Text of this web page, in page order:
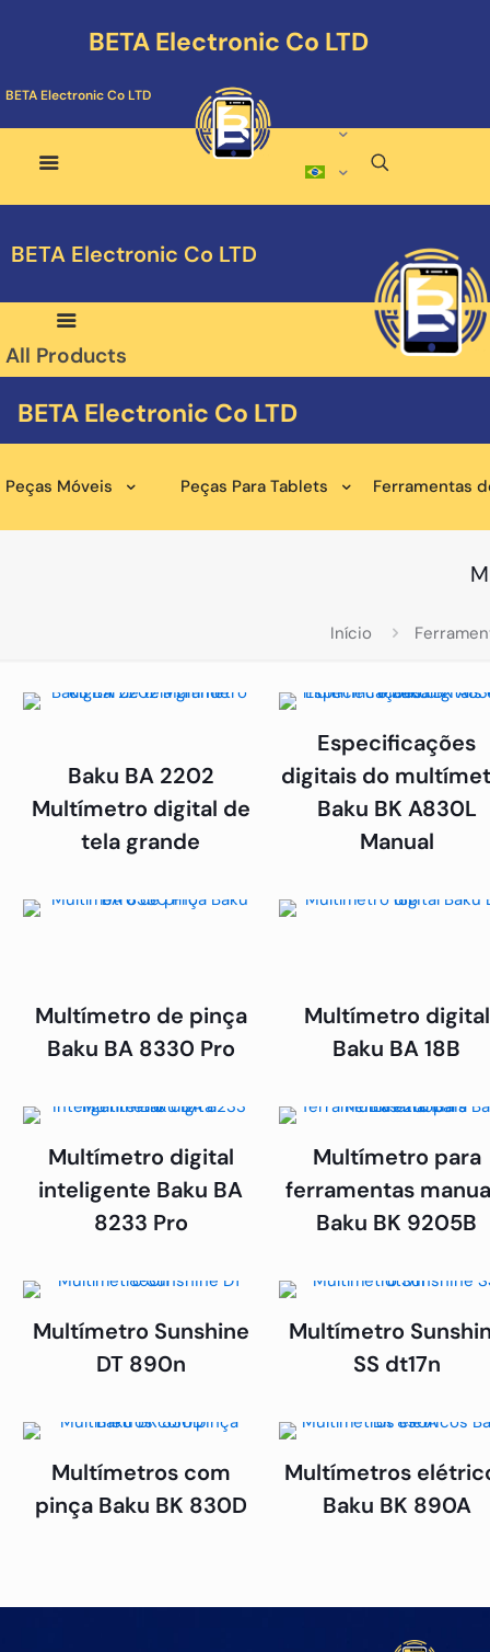
BETA Electronic Co LTD
BETA Electronic Co LTD
BETA Electronic Co LTD
All Products
BETA Electronic Co LTD
Peças Móveis Peças Para Tablets Ferramentas
Início
Baku BA 2202
Multímetro digital de
tela grande
Especificações
digitais do
Baku BK A830L
Manual
Multímetro de pinça
Baku BA 8330 Pro
Multímetro digital
Baku BA 18B
Multímetro digital
inteligente Baku BA
8233 Pro
Multímetro para
ferramentas
Baku BK 9205B
Multímetro Sunshine
DT 890n
Multímetro
SS dt17n
Multímetros com
pinça Baku BK 830D
Multímetros
Baku BK 890A